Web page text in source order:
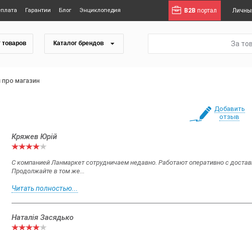
Гарантии Блог Энциклопедия B2B портал
товаров Каталог брендов За
магазин
Добавить
отзыв
Кряжев Юрій
С компанией Ланмаркет сотрудничаем недавно. Работают оперативно с
Продолжайте в том же...
Читать полностью...
Наталія Засядько